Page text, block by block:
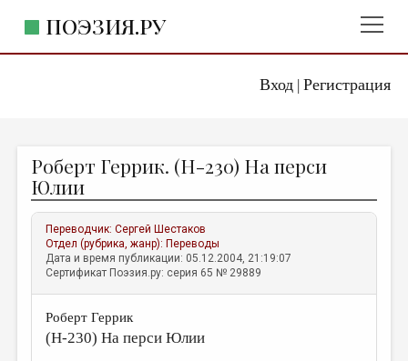
Вход| Регистрация
ПОЭЗИЯ.РУ
ЖАНРЫ
АВТОРЫ
КОММЕНТАРИИ
ЛИТСАЛОН
ПРАВИЛА САЙТА
Роберт Геррик. (H-230) На перси
Юлии
Переводчик:Сергей Шестаков
Отдел (рубрика, жанр): Переводы
Дата и время публикации: 05.12.2004, 21:19:07
Сертификат Поэзия.ру: серия 65 № 29889
Роберт Геррик
(H-230) На перси Юлии